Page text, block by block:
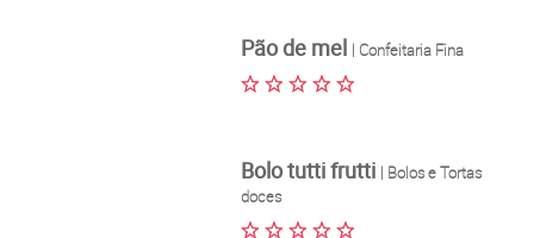
Pão de mel | Confeitaria Fina
Bolo tutti frutti | Bolos e Tortas
doces